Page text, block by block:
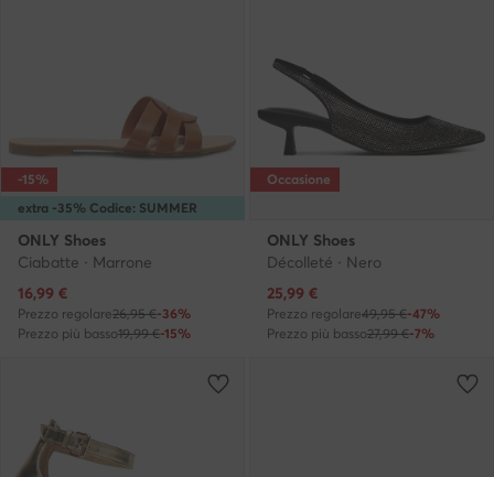
extra -35% Codice: SUMMER
-15%
ONLY Shoes
Ciabatte · Marrone
Prezzo attuale
16,99 €
Prezzo regolare26,95 €-36%
Prezzo più basso19,99 €-15%
Occasione
ONLY Shoes
Décolleté · Nero
Prezzo attuale
25,99 €
Prezzo regolare49,95 €-47%
Prezzo più basso27,99 €-7%